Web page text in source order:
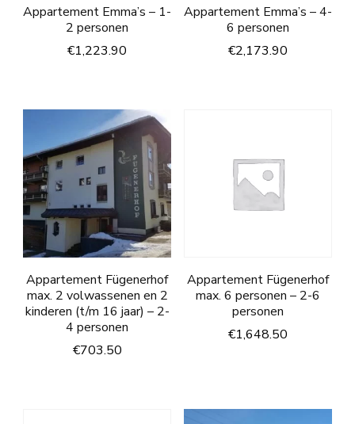
Appartement Emma’s – 1-
2 personen
€1,223.90
Appartement Emma’s – 4-
6 personen
€2,173.90
Appartement Fügenerhof
max. 2 volwassenen en 2
kinderen (t/m 16 jaar) – 2-
4 personen
€703.50
Appartement Fügenerhof
max. 6 personen – 2-6
personen
€1,648.50